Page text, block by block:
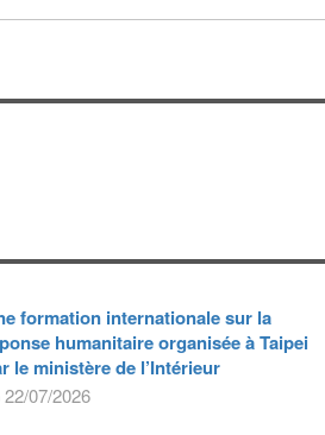
formation internationale sur la
humanitaire organisée à Taipei
le ministère de l’Intérieur
22/07/2026